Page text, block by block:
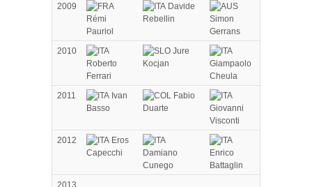
2009
Rémi
Pauriol
Davide
Rebellin
Simon
Gerrans
2010
Roberto
Ferrari
Jure
Kocjan
Giampaolo
Cheula
2011
Ivan
Basso
Fabio
Duarte
Giovanni
Visconti
2012
Eros
Capecchi
Damiano
Cunego
Enrico
Battaglin
2013